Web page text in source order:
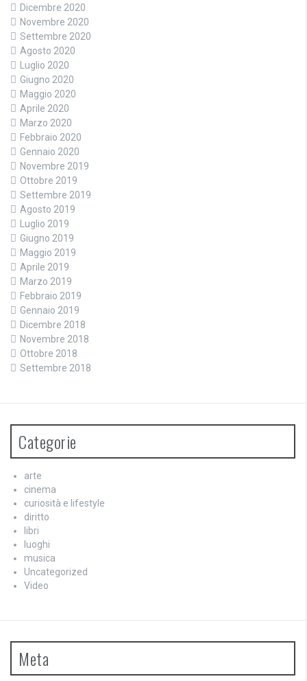
Dicembre 2020
Novembre 2020
Settembre 2020
Agosto 2020
Luglio 2020
Giugno 2020
Maggio 2020
Aprile 2020
Marzo 2020
Febbraio 2020
Gennaio 2020
Novembre 2019
Ottobre 2019
Settembre 2019
Agosto 2019
Luglio 2019
Giugno 2019
Maggio 2019
Aprile 2019
Marzo 2019
Febbraio 2019
Gennaio 2019
Dicembre 2018
Novembre 2018
Ottobre 2018
Settembre 2018
Categorie
arte
cinema
curiosità e lifestyle
diritto
libri
luoghi
musica
Uncategorized
Video
Meta